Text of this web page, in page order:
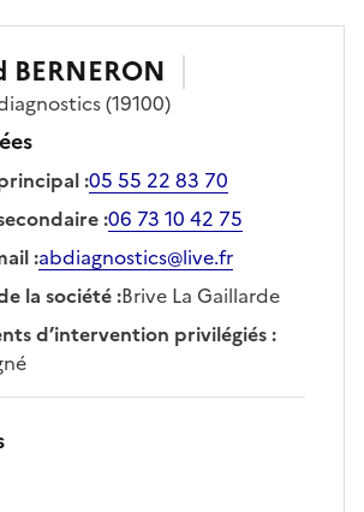
BERNERON
(19100)
:05 55 22 83 70
:06 73 10 42 75
:abdiagnostics@live.fr
la société:Brive La Gaillarde
d’intervention privilégiés: